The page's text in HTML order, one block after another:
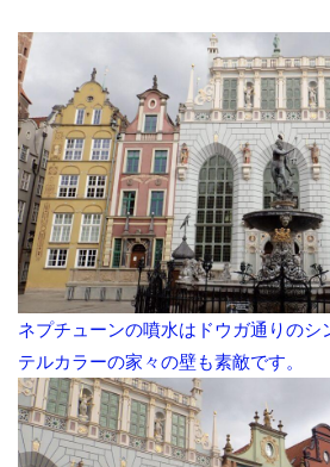
ネプチューンの噴水はドウガ通りのシ
テルカラーの家々の壁も素敵です。